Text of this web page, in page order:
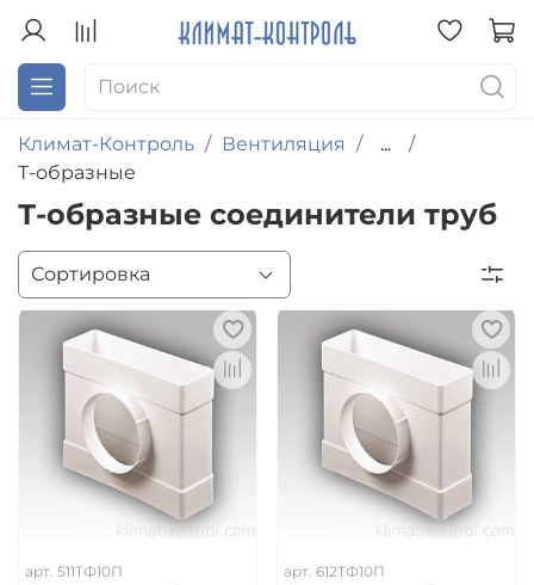
Климат-Контроль Вентиляция
...
Т-образные
Т-образные соединители труб
арт. 511ТФ10П арт. 612ТФ10П